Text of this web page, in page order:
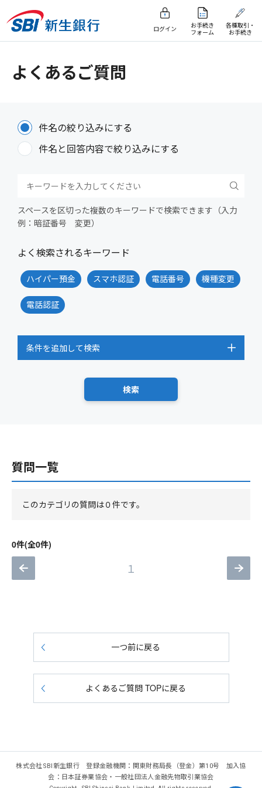
ログイン
お手続き
フォーム
各種取引・
お手続き
よくあるご質問
件名の絞り込みにする
件名と回答内容で絞り込みにする
スペースを区切った複数のキーワードで検索できます（入力
例：暗証番号 変更）
よく検索されるキーワード
ハイパー預金 スマホ認証 電話番号 機種変更
電話認証
条件を追加して検索
質問一覧
このカテゴリの質問は０件です。
0件(全0件)
１
一つ前に戻る
よくあるご質問 TOPに戻る
株式会社SBI新生銀行 登録金融機関：関東財務局長（登金）第10号 加入協
会：日本証券業協会・一般社団法人金融先物取引業協会